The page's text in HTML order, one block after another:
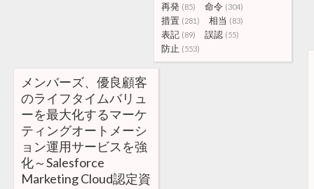
再発 (85) 命令 (304)
措置 (281) 相当 (83)
表記 (89) 誤認 (55)
防止 (553)
メンバーズ、優良顧客
のライフタイムバリュ
ーを最大化するマーケ
ティングオートメーシ
ョン運用サービスを強
化～Salesforce
Marketing Cloud認定資